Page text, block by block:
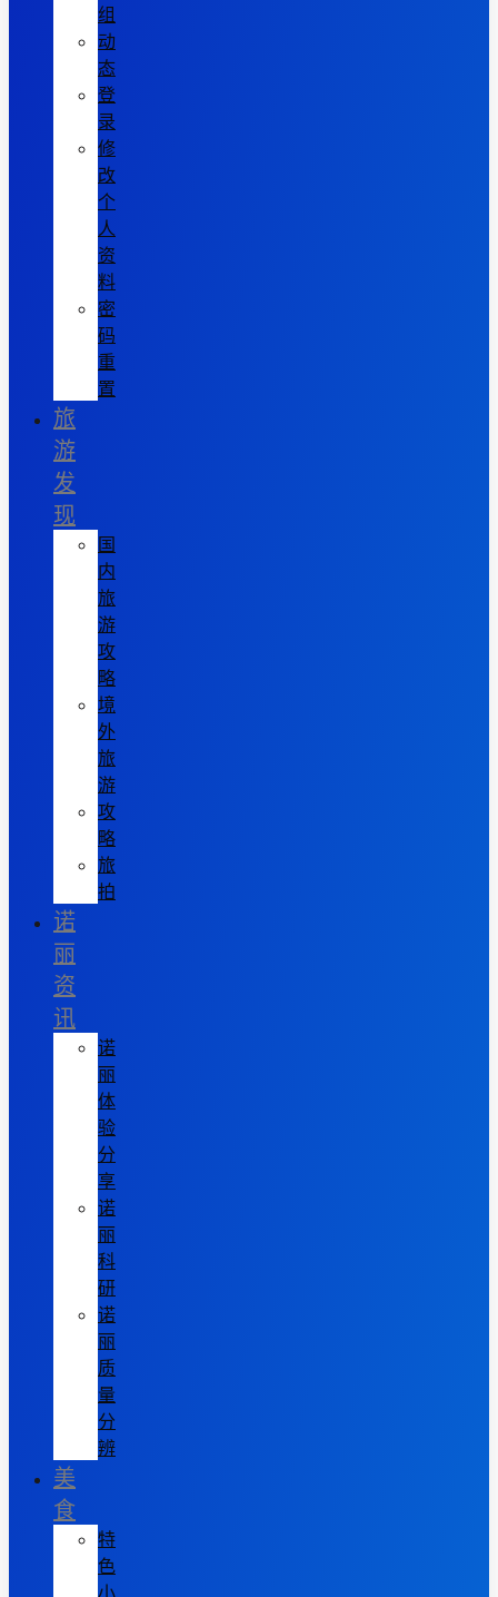
组
动
态
登
录
修
改
个
人
资
料
密
码
重
置
旅
游
发
现
国
内
旅
游
攻
略
境
外
旅
游
攻
略
旅
拍
诺
丽
资
讯
诺
丽
体
验
分
享
诺
丽
科
研
诺
丽
质
量
分
辨
美
食
特
色